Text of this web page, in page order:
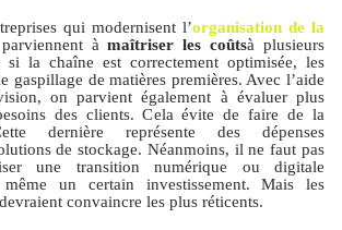
qui modernisent l’organisation de la
àmaîtriser les coûtsà plusieurs
la chaîne est correctement optimisée, les
gaspillage de matières premières. Avec l’aide
on parvient également à évaluer plus
des clients. Cela évite de faire de la
dernière représente des dépenses
de stockage. Néanmoins, il ne faut pas
une transition numérique ou digitale
même un certain investissement. Mais les
convaincre les plus réticents.